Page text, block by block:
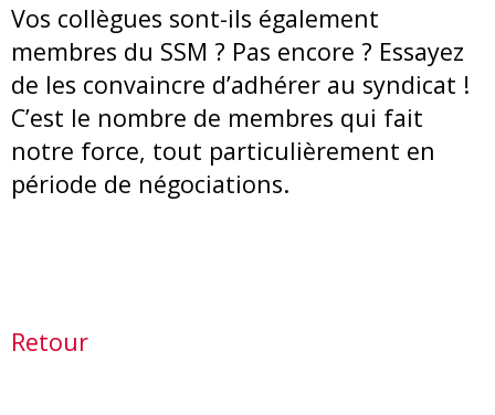
Vos collègues sont-ils également
membres du SSM ? Pas encore ? Essayez
de les convaincre d’adhérer au syndicat !
C’est le nombre de membres qui fait
notre force, tout particulièrement en
période de négociations.
Retour